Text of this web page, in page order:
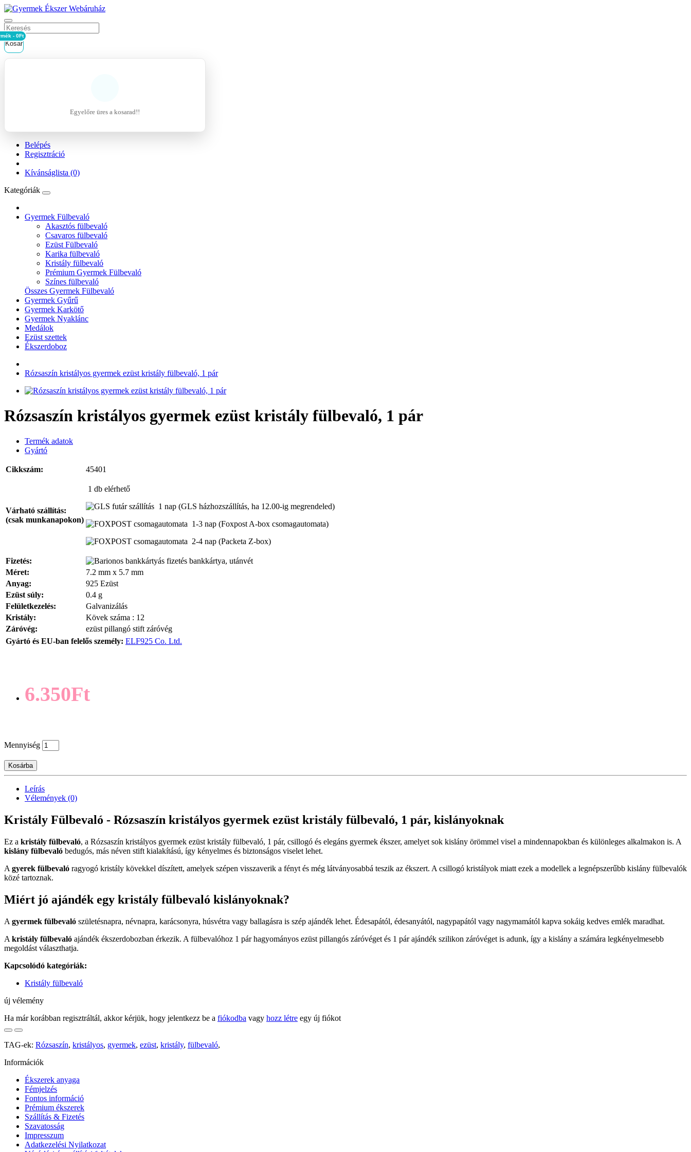
Kosár
- 0Ft
Egyelőre üres a kosarad!!
Belépés
Regisztráció
Kívánságlista (0)
Kategóriák
Gyermek Fülbevaló
Akasztós fülbevaló
Csavaros fülbevaló
Ezüst Fülbevaló
Karika fülbevaló
Kristály fülbevaló
Prémium Gyermek Fülbevaló
Színes fülbevaló
Összes Gyermek Fülbevaló
Gyermek Gyűrű
Gyermek Karkötő
Gyermek Nyaklánc
Medálok
Ezüst szettek
Ékszerdoboz
Rózsaszín kristályos gyermek ezüst kristály fülbevaló, 1 pár
Rózsaszín kristályos gyermek ezüst kristály fülbevaló, 1 pár
Termék adatok
Gyártó
Cikkszám: 45401
Várható szállítás:
(csak munkanapokon)
1 db elérhető
1 nap (GLS házhozszállítás, ha 12.00-ig megrendeled)
1-3 nap (Foxpost A-box csomagautomata)
2-4 nap (Packeta Z-box)
Fizetés:
bankkártya, utánvét
Méret:
7.2 mm x 5.7 mm
Anyag:
925 Ezüst
Ezüst súly:
0.4 g
Felületkezelés:
Galvanizálás
Kristály:
Kövek száma : 12
Záróvég:
ezüst pillangó stift záróvég
Gyártó és EU-ban felelős személy: ELF925 Co. Ltd.
6.350Ft
Mennyiség
Kosárba
Leírás
Vélemények (0)
Kristály Fülbevaló - Rózsaszín kristályos gyermek ezüst kristály fülbevaló, 1 pár, kislányoknak
Ez a kristály fülbevaló, a Rózsaszín kristályos gyermek ezüst kristály fülbevaló, 1 pár, csillogó és elegáns gyermek ékszer, amelyet sok kislány örömmel visel a mindennapokban és különleges alkalmakon is. A
kislány fülbevaló bedugós, más néven stift kialakítású, így kényelmes és biztonságos viselet lehet.
A gyerek fülbevaló ragyogó kristály kövekkel díszített, amelyek szépen visszaverik a fényt és még látványosabbá teszik az ékszert. A csillogó kristályok miatt ezek a modellek a legnépszerűbb kislány fülbevalók
közé tartoznak.
Miért jó ajándék egy kristály fülbevaló kislányoknak?
A gyermek fülbevaló születésnapra, névnapra, karácsonyra, húsvétra vagy ballagásra is szép ajándék lehet. Édesapától, édesanyától, nagypapától vagy nagymamától kapva sokáig kedves emlék maradhat.
A kristály fülbevaló ajándék ékszerdobozban érkezik. A fülbevalóhoz 1 pár hagyományos ezüst pillangós záróvéget és 1 pár ajándék szilikon záróvéget is adunk, így a kislány a számára legkényelmesebb
megoldást választhatja.
Kapcsolódó kategóriák:
Kristály fülbevaló
új vélemény
Ha már korábban regisztráltál, akkor kérjük, hogy jelentkezz be a fiókodba vagy hozz létre egy új fiókot
TAG-ek: Rózsaszín, kristályos, gyermek, ezüst, kristály, fülbevaló,
Információk
Ékszerek anyaga
Fémjelzés
Fontos információ
Prémium ékszerek
Szállítás & Fizetés
Szavatosság
Impresszum
Adatkezelési Nyilatkozat